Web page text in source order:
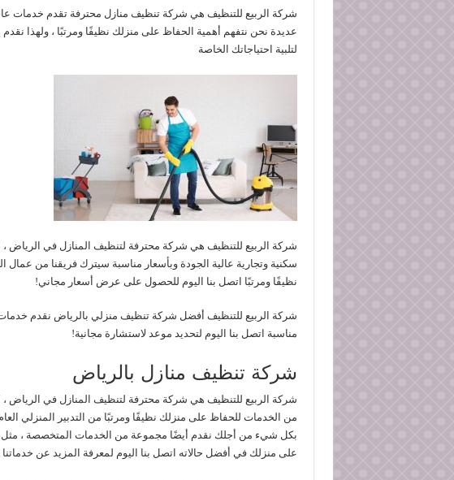
شركة الربيع للتنظيف هي شركة تنظيف منازل محترفة تقدم خدمات
عديدة نحن نتفهم أهمية الحفاظ على منزلك نظيفًا ومرتبًا ، ولهذا
لتلبية احتياجاتك الخاصة
شركة الربيع للتنظيف هي شركة محترفة لتنظيف المنازل في الرياض
سكنية وتجارية عالية الجودة وبأسعار مناسبة سيترك فريقنا من عمال
نظيفًا ومرتبًا اتصل بنا اليوم للحصول على عرض أسعار مجاني!
شركة الربيع للتنظيف أفضل شركة تنظيف منزلي بالرياض نقدم خدمات
مناسبة اتصل بنا اليوم لتحديد موعد لاستشارة مجانية!
شركة تنظيف منازل بالرياض
شركة الربيع للتنظيف هي شركة محترفة لتنظيف المنازل في الرياض ،
من الخدمات للحفاظ على منزلك نظيفًا ومرتبًا من التدبير المنزلي
بكل شيء من أجلك نقدم أيضًا مجموعة من الخدمات المتخصصة ،
على منزلك في أفضل حالاته اتصل بنا اليوم لمعرفة المزيد عن